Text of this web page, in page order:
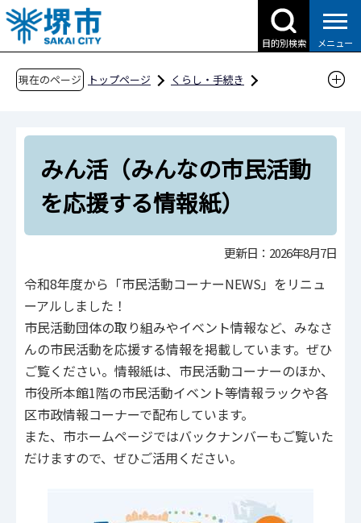
こ
の
ペ
目的別検索 メニュー
現在のページ トップページ
くらし・手続き
堺市市民活動コーナー
みん活（みんなの市民活動を応援する情報紙）
みん活（みんなの市民活動
を応援する情報紙）
更新日：2026年8月7日
令和8年度から「市民活動コーナーNEWS」をリニュ
ーアルしました！
市民活動団体の取り組みやイベント情報など、みなさ
んの市民活動を応援する情報を掲載しています。ぜひ
ご覧ください。情報紙は、市民活動コーナーのほか、
市役所本館1階の市民活動イベント等情報ラックや各
区市政情報コーナーで配布しています。
また、市ホームページではバックナンバーもご覧いた
だけますので、ぜひご活用ください。